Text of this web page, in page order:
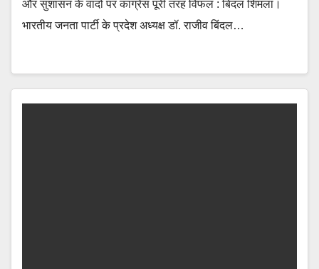
और सुशासन के वादों पर कांग्रेस पूरी तरह विफल : बिंदल शिमला।
भारतीय जनता पार्टी के प्रदेश अध्यक्ष डॉ. राजीव बिंदल…